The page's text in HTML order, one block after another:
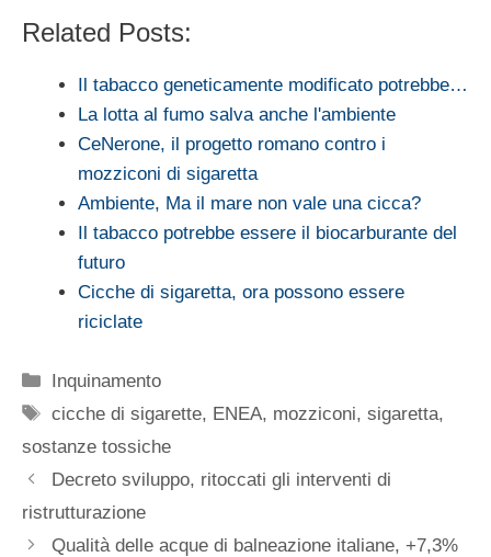
Related Posts:
Il tabacco geneticamente modificato potrebbe…
La lotta al fumo salva anche l'ambiente
CeNerone, il progetto romano contro i
mozziconi di sigaretta
Ambiente, Ma il mare non vale una cicca?
Il tabacco potrebbe essere il biocarburante del
futuro
Cicche di sigaretta, ora possono essere
riciclate
Categorie
Inquinamento
Tag
cicche di sigarette, ENEA, mozziconi,sigaretta,
sostanze tossiche
Decreto sviluppo, ritoccati gli interventi di
ristrutturazione
Qualità delle acque di balneazione italiane, +7,3%